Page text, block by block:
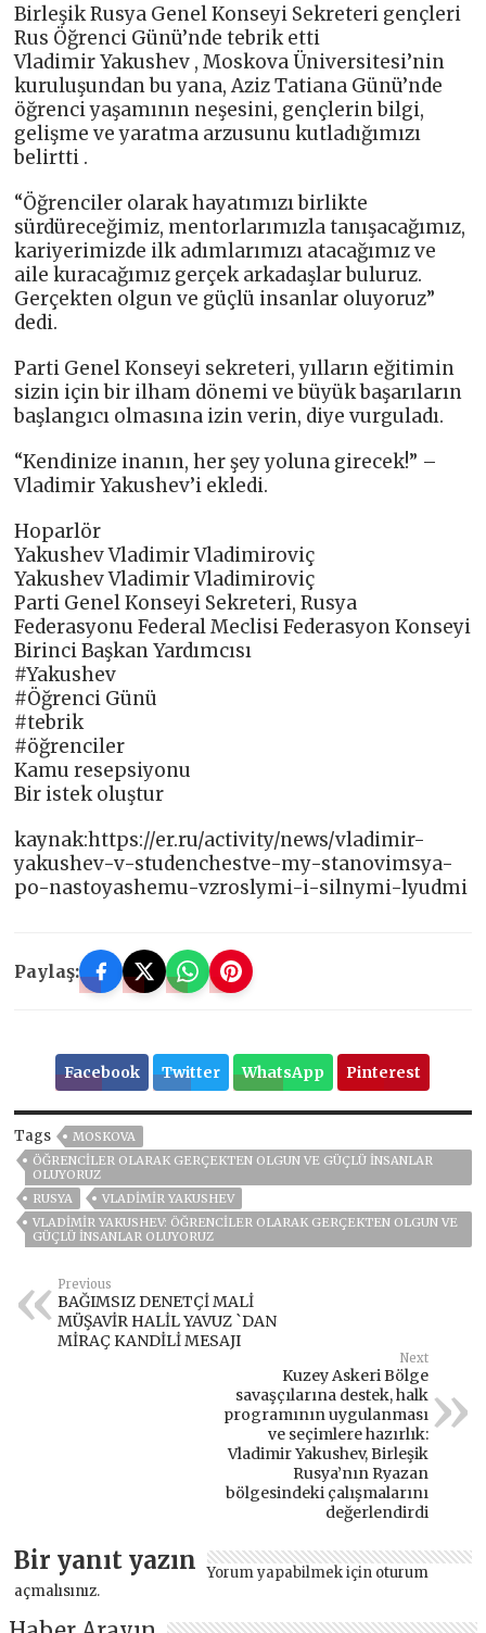
Birleşik Rusya Genel Konseyi Sekreteri gençleri
Rus Öğrenci Günü’nde tebrik etti
Vladimir Yakushev , Moskova Üniversitesi’nin
kuruluşundan bu yana, Aziz Tatiana Günü’nde
öğrenci yaşamının neşesini, gençlerin bilgi,
gelişme ve yaratma arzusunu kutladığımızı
belirtti .
“Öğrenciler olarak hayatımızı birlikte
sürdüreceğimiz, mentorlarımızla tanışacağımız,
kariyerimizde ilk adımlarımızı atacağımız ve
aile kuracağımız gerçek arkadaşlar buluruz.
Gerçekten olgun ve güçlü insanlar oluyoruz”
dedi.
Parti Genel Konseyi sekreteri, yılların eğitimin
sizin için bir ilham dönemi ve büyük başarıların
başlangıcı olmasına izin verin, diye vurguladı.
“Kendinize inanın, her şey yoluna girecek!” –
Vladimir Yakushev’i ekledi.
Hoparlör
Yakushev Vladimir Vladimiroviç
Yakushev Vladimir Vladimiroviç
Parti Genel Konseyi Sekreteri, Rusya
Federasyonu Federal Meclisi Federasyon Konseyi
Birinci Başkan Yardımcısı
#Yakushev
#Öğrenci Günü
#tebrik
#öğrenciler
Kamu resepsiyonu
Bir istek oluştur
kaynak:https://er.ru/activity/news/vladimir-
yakushev-v-studenchestve-my-stanovimsya-
po-nastoyashemu-vzroslymi-i-silnymi-lyudmi
Paylaş:
Facebook Twitter WhatsApp Pinterest
Tags
MOSKOVA
ÖĞRENCILER OLARAK GERÇEKTEN OLGUN VE GÜÇLÜ INSANLAR
OLUYORUZ
RUSYA
VLADIMIR YAKUSHEV
VLADIMIR YAKUSHEV: ÖĞRENCILER OLARAK GERÇEKTEN OLGUN VE
GÜÇLÜ INSANLAR OLUYORUZ
Previous
BAĞIMSIZ DENETÇİ MALİ
MÜŞAVİR HALİL YAVUZ `DAN
MİRAÇ KANDİLİ MESAJI
Next
Kuzey Askeri Bölge
savaşçılarına destek, halk
programının uygulanması
ve seçimlere hazırlık:
Vladimir Yakushev, Birleşik
Rusya’nın Ryazan
bölgesindeki çalışmalarını
değerlendirdi
Bir yanıt yazın Yorum yapabilmek için oturum
açmalısınız.